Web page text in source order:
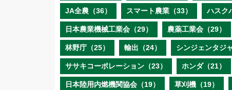
JA全農（36） スマート農業（33） ハスク
日本農業機械工業会（29） 農薬工業会（29）
林野庁（25） 輸出（24） シンジェンタジ
ササキコーポレーション（23） ホンダ（21）
日本陸用内燃機関協会（19） 草刈機（19）